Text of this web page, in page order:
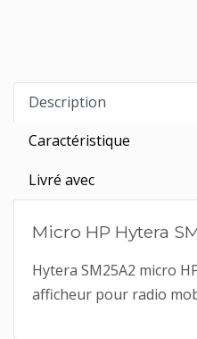
Description
Caractéristique
Livré avec
Micro HP Hytera
Hytera SM25A2 micro
afficheur pour radio